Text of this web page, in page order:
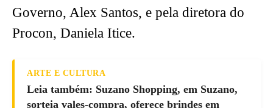
Governo, Alex Santos, e pela diretora do
Procon, Daniela Itice.
ARTE E CULTURA
Leia também: Suzano Shopping, em Suzano,
sorteia vales-compra, oferece brindes em